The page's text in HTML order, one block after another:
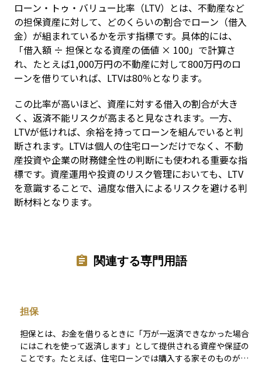
ローン・トゥ・バリュー比率（LTV）とは、不動産など
の担保資産に対して、どのくらいの割合でローン（借入
金）が組まれているかを示す指標です。具体的には、
「借入額 ÷ 担保となる資産の価値 × 100」で計算さ
れ、たとえば1,000万円の不動産に対して800万円のロ
ーンを借りていれば、LTVは80％となります。
この比率が高いほど、資産に対する借入の割合が大き
く、返済不能リスクが高まると見なされます。一方、
LTVが低ければ、余裕を持ってローンを組んでいると判
断されます。LTVは個人の住宅ローンだけでなく、不動
産投資や企業の財務健全性の判断にも使われる重要な指
標です。資産運用や投資のリスク管理においても、LTV
を意識することで、過度な借入によるリスクを避ける判
断材料となります。
関連する専門用語
担保
担保とは、お金を借りるときに「万が一返済できなかった場合
にはこれを使って返済します」として提供される資産や保証の
ことです。たとえば、住宅ローンでは購入する家そのものが担